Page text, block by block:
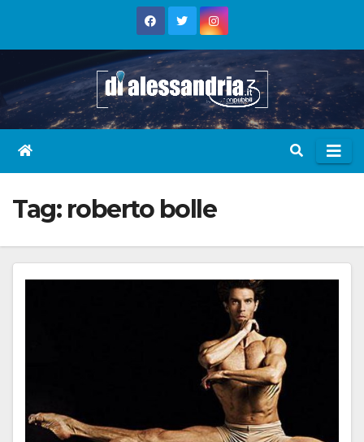
Tag: roberto bolle